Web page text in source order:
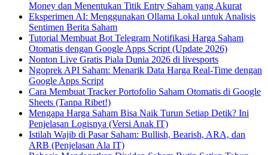
Money dan Menentukan Titik Entry Saham yang Akurat
Eksperimen AI: Menggunakan Ollama Lokal untuk Analisis
Sentimen Berita Saham
Tutorial Membuat Bot Telegram Notifikasi Harga Saham
Otomatis dengan Google Apps Script (Update 2026)
Nonton Live Gratis Piala Dunia 2026 di livesports
Ngoprek API Saham: Menarik Data Harga Real-Time dengan
Google Apps Script
Cara Membuat Tracker Portofolio Saham Otomatis di Google
Sheets (Tanpa Ribet!)
Mengapa Harga Saham Bisa Naik Turun Setiap Detik? Ini
Penjelasan Logisnya (Versi Anak IT)
Istilah Wajib di Pasar Saham: Bullish, Bearish, ARA, dan
ARB (Penjelasan Ala IT)